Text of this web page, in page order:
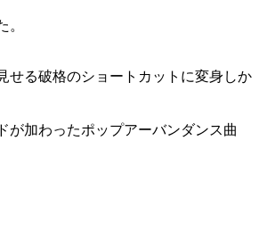
せる破格のショートカットに変身しか
加わったポップアーバンダンス曲